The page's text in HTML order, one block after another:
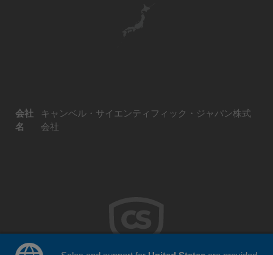
会社
名
キャンベル・サイエンティフィック・ジャパン株式
会社